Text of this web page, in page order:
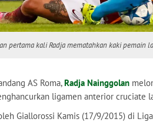
pertama kali Radja mematahkan kaki pemain
AS Roma,Radja Nainggolan
ligamen anterior cruciate
Giallorossi Kamis (17/9/2015) di